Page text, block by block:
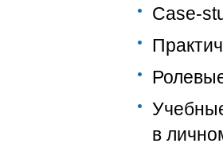
Сase-
в